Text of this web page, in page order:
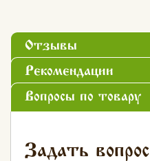
Отзывы
Рекомендации
Вопросы по товару
Задать вопрос